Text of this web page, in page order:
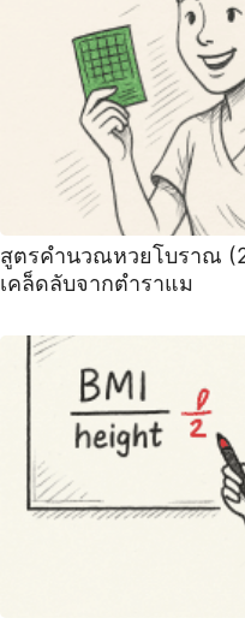
สูตรคำนวณหวยโบราณ
เคล็ดลับจากตำราแม